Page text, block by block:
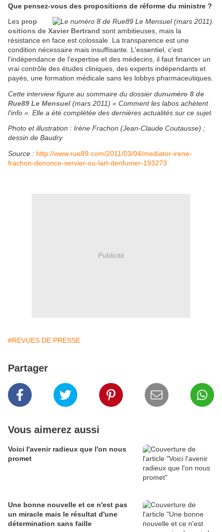
Que pensez-vous des propositions de réforme du ministre ?
Les prop
ositions de Xavier Bertrand sont ambitieuses, mais la
résistance en face est colossale. La transparence est une
condition nécessaire mais insuffisante. L'essentiel, c'est
l'indépendance de l'expertise et des médecins, il faut financer un
vrai contrôle des études cliniques, des experts indépendants et
payés, une formation médicale sans les lobbys pharmaceutiques.
Cette interview figure au sommaire du dossier dunuméro 8 de
Rue89 Le Mensuel (mars 2011) « Comment les labos achètent
l'info ». Elle a été complétée des dernières actualités sur ce sujet.
Photo et illustration : Irène Frachon (Jean-Claude Coutausse) ;
dessin de Baudry
Source : http://www.rue89.com/2011/03/04/mediator-irene-
frachon-denonce-servier-ou-lart-denfumer-193273
Publicité
#REVUES DE PRESSE
Partager
Vous aimerez aussi
Voici l'avenir radieux que l'on nous
promet
Une bonne nouvelle et ce n'est pas
un miracle mais le résultat d'une
détermination sans faille